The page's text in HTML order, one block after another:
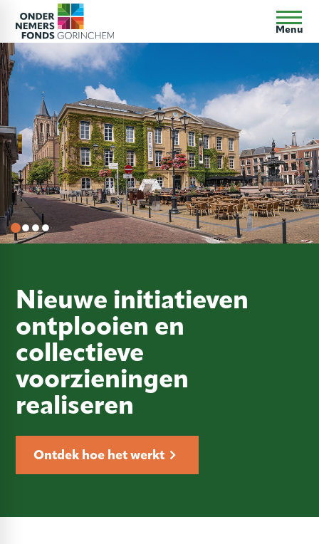
Menu
Nieuwe initiatieven
ontplooien en
collectieve
voorzieningen
realiseren
Ontdek hoe het werkt